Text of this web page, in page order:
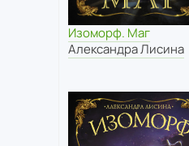
Изоморф. Маг
Александра Лисина